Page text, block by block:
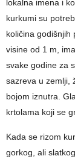
lokalna imena i
kurkumi su
količina godišnjih
visine od 1 m,
svake godine za
sazreva u zemlji,
bojom iznutra.
krtolama koji se
Kada se rizom
gorkog, ali